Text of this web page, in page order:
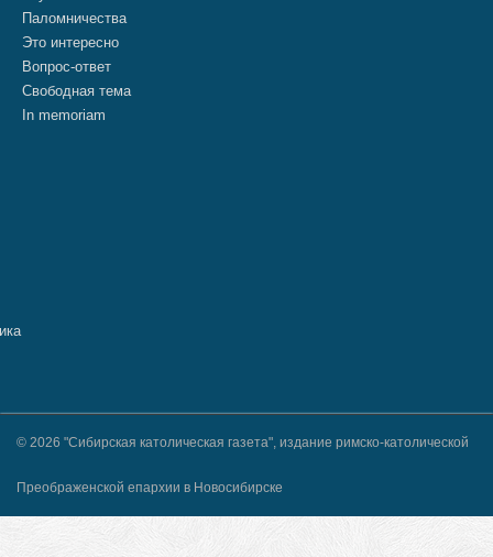
Паломничества
Это интересно
Вопрос-ответ
Свободная тема
In memoriam
© 2026 "Сибирская католическая газета", издание римско-католической
Преображенской епархии в Новосибирске